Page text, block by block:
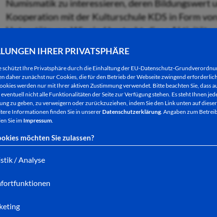
IHRER PRIVATSPHÄRE
schützt Ihre Privatsphäre durch die Einhaltung der EU-Datenschutz-
daher zunächst nur Cookies, die für den Betrieb der Webseite zwingend
werden nur mit Ihrer aktiven Zustimmung verwendet. Bitte beachten Sie, dass
nicht alle Funktionalitäten der Seite zur Verfügung stehen. Es steht Ihnen
zu geben, zu verweigern oder zurückzuziehen, indem Sie den Link unten auf
Informationen finden Sie in unsererDatenschutzerklärung. Angaben zum
Sie im Impressum.
möchten Sie zulassen?
/ Analyse
Numismatik zu interessieren, deren Bildungswert
Kooperation mit der Kulturschule KDS in Form
Unterstützung. Wir sind bestrebt, diese
auszuweiten und uns im Zuge des "Pakts für den
Nachmittagsbetreuung an Ganztagsschulen
zuständigen Stelle waren bisher leider erfolglos.
Wie tun wir das?
Das mit Beginn der Sommerferien 2014 an der
dessen Ergebnis als Buch mit dem Titel "Erlebe
Fachhandel erhältlich ist, wurde von Vereins
Gestaltung unterstützt. Am Projektthema ,,1.
"Feldpost" auf Basis der beiden Bücher "Im
der Verein mit 3 Rahmen beteiligt, die mit
Ehrenabzeichen bestückt waren. Anlässlich des
Projektergebnisse präsentiert wurden, und einer